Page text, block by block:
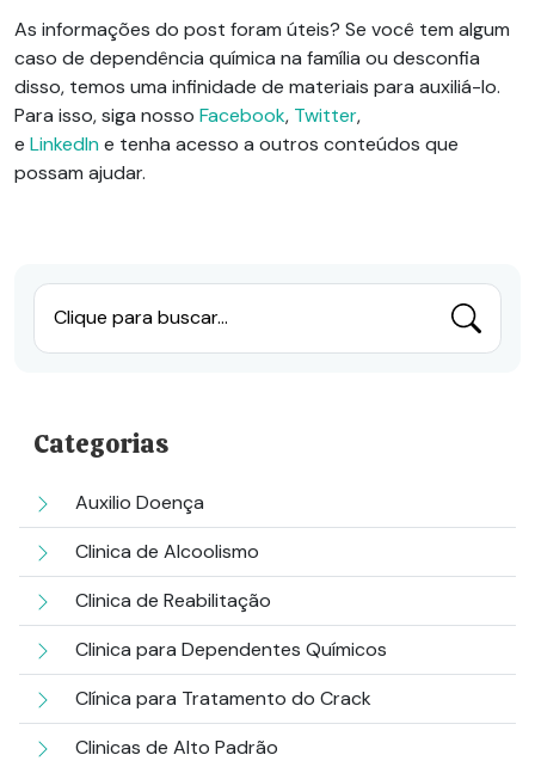
As informações do post foram úteis? Se você tem algum
caso de dependência química na família ou desconfia
disso, temos uma infinidade de materiais para auxiliá-lo.
Para isso, siga nosso Facebook, Twitter,
e LinkedIne tenha acesso a outros conteúdos que
possam ajudar.
Clique para buscar...
Categorias
Auxilio Doença
Clinica de Alcoolismo
Clinica de Reabilitação
Clinica para Dependentes Químicos
Clínica para Tratamento do Crack
Clinicas de Alto Padrão